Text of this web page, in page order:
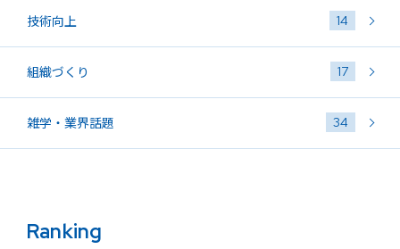
技術向上 14
組織づくり 17
雑学・業界話題 34
Ranking